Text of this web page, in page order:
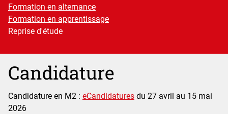
Formation en alternance
Formation en apprentissage
Reprise d'étude
Candidature
Candidature en M2 : eCandidatures du 27 avril au 15 mai
2026